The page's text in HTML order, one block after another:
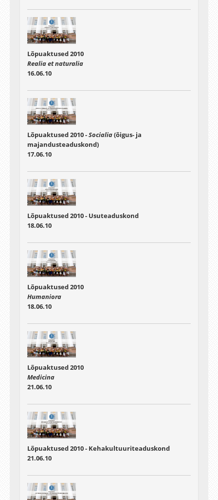
Lõpuaktused 2010
Realia et naturalia
16.06.10
Lõpuaktused 2010 -Socialia(õigus- ja
majandusteaduskond)
17.06.10
Lõpuaktused 2010 - Usuteaduskond
18.06.10
Lõpuaktused 2010
Humaniora
18.06.10
Lõpuaktused 2010
Medicina
21.06.10
Lõpuaktused 2010 - Kehakultuuriteaduskond
21.06.10